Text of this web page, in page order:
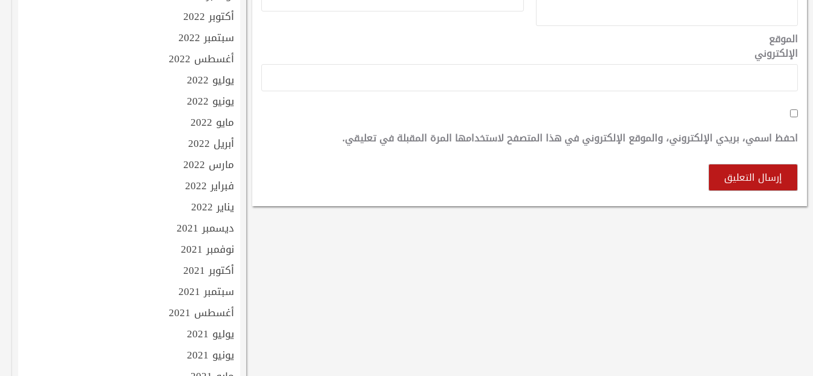
الموقع
الإلكتروني
احفظ اسمي، بريدي الإلكتروني، والموقع الإلكتروني في هذا المتصفح لاستخدامها المرة المقبلة في تعليقي.
أكتوبر 2022
سبتمبر 2022
أغسطس 2022
يوليو 2022
يونيو 2022
مايو 2022
أبريل 2022
مارس 2022
فبراير 2022
يناير 2022
ديسمبر 2021
نوفمبر 2021
أكتوبر 2021
سبتمبر 2021
أغسطس 2021
يوليو 2021
يونيو 2021